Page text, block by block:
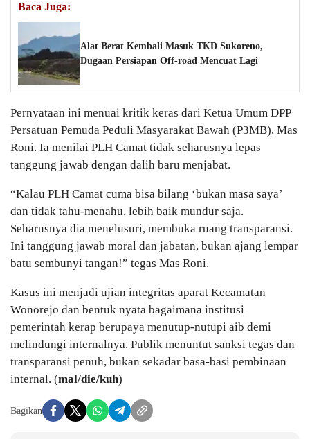
Baca Juga:
Alat Berat Kembali Masuk TKD Sukoreno,
Dugaan Persiapan Off-road Mencuat Lagi
Pernyataan ini menuai kritik keras dari Ketua Umum DPP
Persatuan Pemuda Peduli Masyarakat Bawah (P3MB), Mas
Roni. Ia menilai PLH Camat tidak seharusnya lepas
tanggung jawab dengan dalih baru menjabat.
“Kalau PLH Camat cuma bisa bilang ‘bukan masa saya’
dan tidak tahu-menahu, lebih baik mundur saja.
Seharusnya dia menelusuri, membuka ruang transparansi.
Ini tanggung jawab moral dan jabatan, bukan ajang lempar
batu sembunyi tangan!” tegas Mas Roni.
Kasus ini menjadi ujian integritas aparat Kecamatan
Wonorejo dan bentuk nyata bagaimana institusi
pemerintah kerap berupaya menutup-nutupi aib demi
melindungi internalnya. Publik menuntut sanksi tegas dan
transparansi penuh, bukan sekadar basa-basi pembinaan
internal. (mal/die/kuh)
Bagikan